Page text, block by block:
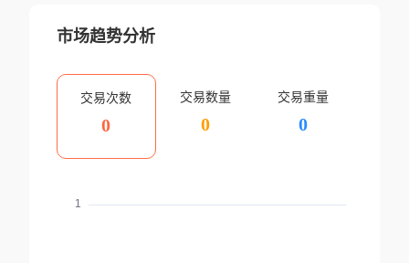
市场趋势分析
交易次数
0
交易数量
0
交易重量
0